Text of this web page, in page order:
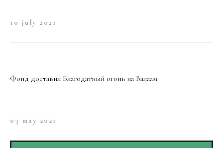
10 july 2021
Фонд доставил Благодатный огонь на Валаам
03 may 2021